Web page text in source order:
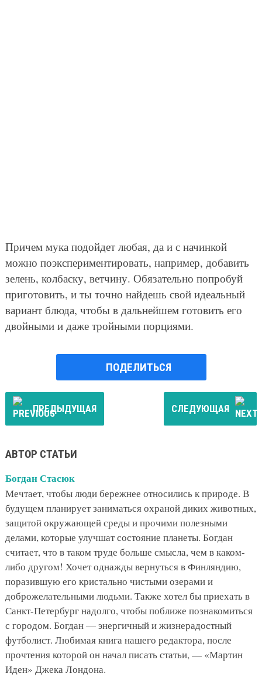
Причем мука подойдет любая, да и с начинкой
можно поэкспериментировать, например, добавить
зелень, колбаску, ветчину. Обязательно попробуй
приготовить, и ты точно найдешь свой идеальный
вариант блюда, чтобы в дальнейшем готовить его
двойными и даже тройными порциями.
ПОДЕЛИТЬСЯ
ПРЕДЫДУЩАЯ СЛЕДУЮЩАЯ
АВТОР СТАТЬИ
Богдан Стасюк
Мечтает, чтобы люди бережнее относились к природе. В
будущем планирует заниматься охраной диких животных,
защитой окружающей среды и прочими полезными
делами, которые улучшат состояние планеты. Богдан
считает, что в таком труде больше смысла, чем в каком-
либо другом! Хочет однажды вернуться в Финляндию,
поразившую его кристально чистыми озерами и
доброжелательными людьми. Также хотел бы приехать в
Санкт-Петербург надолго, чтобы поближе познакомиться
с городом. Богдан — энергичный и жизнерадостный
футболист. Любимая книга нашего редактора, после
прочтения которой он начал писать статьи, — «Мартин
Иден» Джека Лондона.